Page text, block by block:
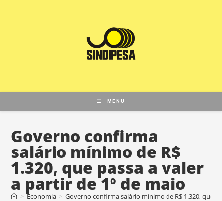
MENU
Governo confirma
salário mínimo de R$
1.320, que passa a valer
a partir de 1º de maio
> Economia > Governo confirma salário mínimo de R$ 1.320, que